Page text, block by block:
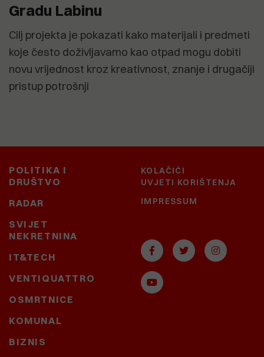
Gradu Labinu
Cilj projekta je pokazati kako materijali i predmeti
koje često doživljavamo kao otpad mogu dobiti
novu vrijednost kroz kreativnost, znanje i drugačiji
pristup potrošnji
POLITIKA I
DRUŠTVO
RADAR
SVIJET
NEKRETNINA
IT&TECH
VENTIQUATTRO
OSMRTNICE
KOMUNAL
BIZNIS
KOLAČIĆI
UVJETI KORIŠTENJA
IMPRESSUM